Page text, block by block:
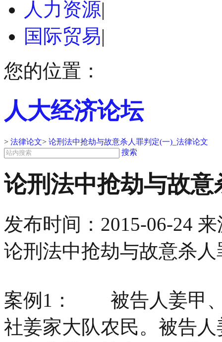
人力资源|
国际贸易|
您的位置：
人大经济论坛
> 法律论文> 论刑法中抢劫与故意杀人罪判定(一)_法律论文
搜索
论刑法中抢劫与故
发布时间： 2015-06-24 来
论刑法中抢劫与故意杀
案例1： 被告人姜甲、
社姜家大队农民。被告